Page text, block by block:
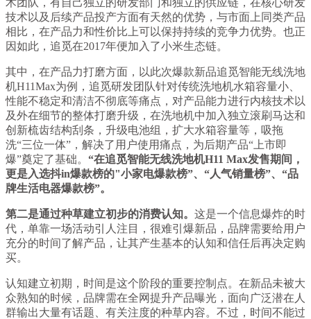
技术以及后续产品投产方面有天然的优势，与市面上同类产品
相比，在产品力和性价比上可以保持持续的竞争力优势。也正
因如此，追觅在2017年便加入了小米生态链。
其中，在产品力打磨方面，以此次爆款新品追觅智能无线洗地
机H11Max为例，追觅研发团队针对传统洗地机水箱容量小、
性能不稳定和清洁不彻底等痛点，对产品能力进行内核技术以
及外在细节的整体打磨升级，在洗地机中加入独立滚刷马达和
创新梳齿结构刮条，升级电池组，扩大水箱容量等，吸拖
洗“三位一体”，解决了用户使用痛点，为后期产品“上市即
爆”奠定了基础。 “在追觅智能无线洗地机H11 Max发售期间，
更是入选抖in爆款榜的"小家电爆款榜”、“人气销量榜”、“品
牌生活电器爆款榜”。
第二是通过种草建立初步的消费认知。 这是一个信息爆炸的时
代，单靠一场活动引人注目，很难引爆新品，品牌需要给用户
充分的时间了解产品，让其产生基本的认知和信任后再决定购
买。
认知建立初期，时间是这个阶段的重要控制点。在新品未被大
众熟知的时候，品牌需在全网提升产品曝光，面向广泛潜在人
群输出大量有话题、有关注度的种草内容。不过，时间不能过